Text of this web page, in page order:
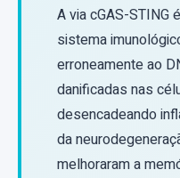
A via cGAS-STING
sistema
erroneamente ao
danificadas nas
desencadeando
da
melhoraram a